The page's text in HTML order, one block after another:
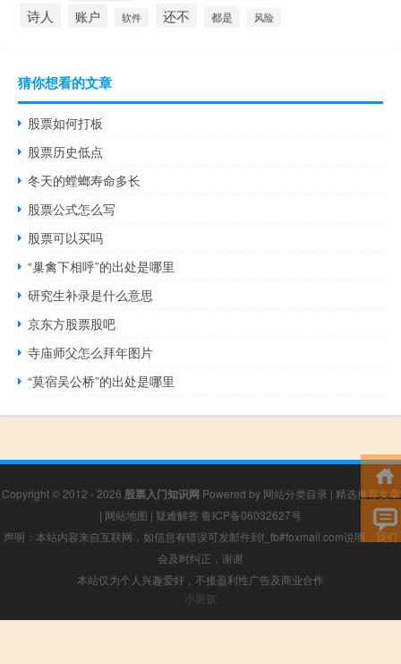
诗人 账户 软件 还不 都是 风险
猜你想看的文章
股票如何打板
股票历史低点
冬天的螳螂寿命多长
股票公式怎么写
股票可以买吗
“巢禽下相呼”的出处是哪里
研究生补录是什么意思
京东方股票股吧
寺庙师父怎么拜年图片
“莫宿吴公桥”的出处是哪里
Copyright © 2012 - 2026 股票入门知识网 Powered by 网站分类目录 | 精选推荐文章
| 网站地图 | 疑难解答 鲁ICP备06032627号
声明：本站内容来自互联网，如信息有错误可发邮件到f_fb#foxmail.com说明，我们
会及时纠正，谢谢
本站仅为个人兴趣爱好，不接盈利性广告及商业合作
小男孩